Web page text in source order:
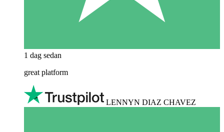
1 dag sedan
great platform
LENNYN DIAZ CHAVEZ